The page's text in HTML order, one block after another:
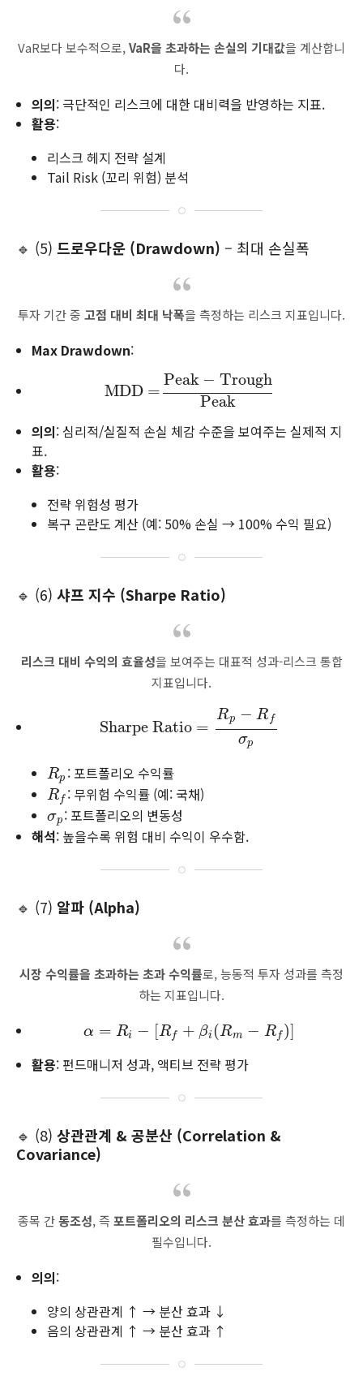
VaR보다 보수적으로,VaR을 초과하는 손실의 기대값을 계산합니
다.
의의: 극단적인 리스크에 대한 대비력을 반영하는 지표.
활용:
리스크 헤지 전략 설계
Tail Risk (꼬리 위험) 분석
🔹 (5) 드로우다운 (Drawdown) – 최대 손실폭
투자 기간 중 고점 대비 최대 낙폭을 측정하는 리스크 지표입니다.
Max Drawdown:
MDD =
Peak − Trough
Peak
MDD =Peak−TroughPeak
의의: 심리적/실질적 손실 체감 수준을 보여주는 실제적 지
표.
활용:
전략 위험성 평가
복구 곤란도 계산 (예: 50% 손실 → 100% 수익 필요)
🔹 (6) 샤프 지수 (Sharpe Ratio)
리스크 대비 수익의 효율성을 보여주는 대표적 성과-리스크 통합
지표입니다.
Sharpe Ratio =
Rp − R f
σp
Sharpe Ratio=R p−Rfσp
Rp
Rp : 포트폴리오 수익률
Rf
Rf : 무위험 수익률 (예: 국채)
σp
σp: 포트폴리오의 변동성
해석: 높을수록 위험 대비 수익이 우수함.
🔹 (7) 알파 (Alpha)
시장 수익률을 초과하는 초과 수익률로, 능동적 투자 성과를 측정
하는 지표입니다.
α = Ri − [Rf + βi (Rm − Rf )]
α =R −[Rf +β (Rm−Rf ]
활용: 펀드매니저 성과, 액티브 전략 평가
🔹 (8) 상관관계 & 공분산 (Correlation &
Covariance)
종목 간동조성, 즉 포트폴리오의 리스크 분산 효과를 측정하는 데
필수입니다.
의의:
양의 상관관계 ↑ → 분산 효과 ↓
음의 상관관계 ↑ → 분산 효과 ↑